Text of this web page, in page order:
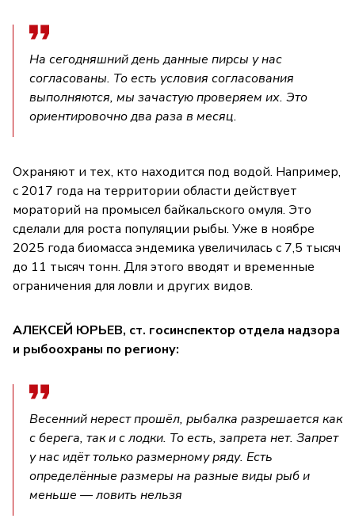
На сегодняшний день данные пирсы у нас
согласованы. То есть условия согласования
выполняются, мы зачастую проверяем их. Это
ориентировочно два раза в месяц.
Охраняют и тех, кто находится под водой. Например,
с 2017 года на территории области действует
мораторий на промысел байкальского омуля. Это
сделали для роста популяции рыбы. Уже в ноябре
2025 года биомасса эндемика увеличилась с 7,5 тысяч
до 11 тысяч тонн. Для этого вводят и временные
ограничения для ловли и других видов.
АЛЕКСЕЙ ЮРЬЕВ, ст. госинспектор отдела надзора
и рыбоохраны по региону:
Весенний нерест прошёл, рыбалка разрешается как
с берега, так и с лодки. То есть, запрета нет. Запрет
у нас идёт только размерному ряду. Есть
определённые размеры на разные виды рыб и
меньше — ловить нельзя